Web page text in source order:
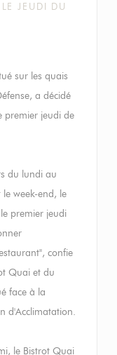
JEUDI DU
sur les quais
a décidé
premier jeudi de
du lundi au
week-end, le
premier jeudi
confie
Quai et du
face à la
d'Acclimatation.
le Bistrot Quai